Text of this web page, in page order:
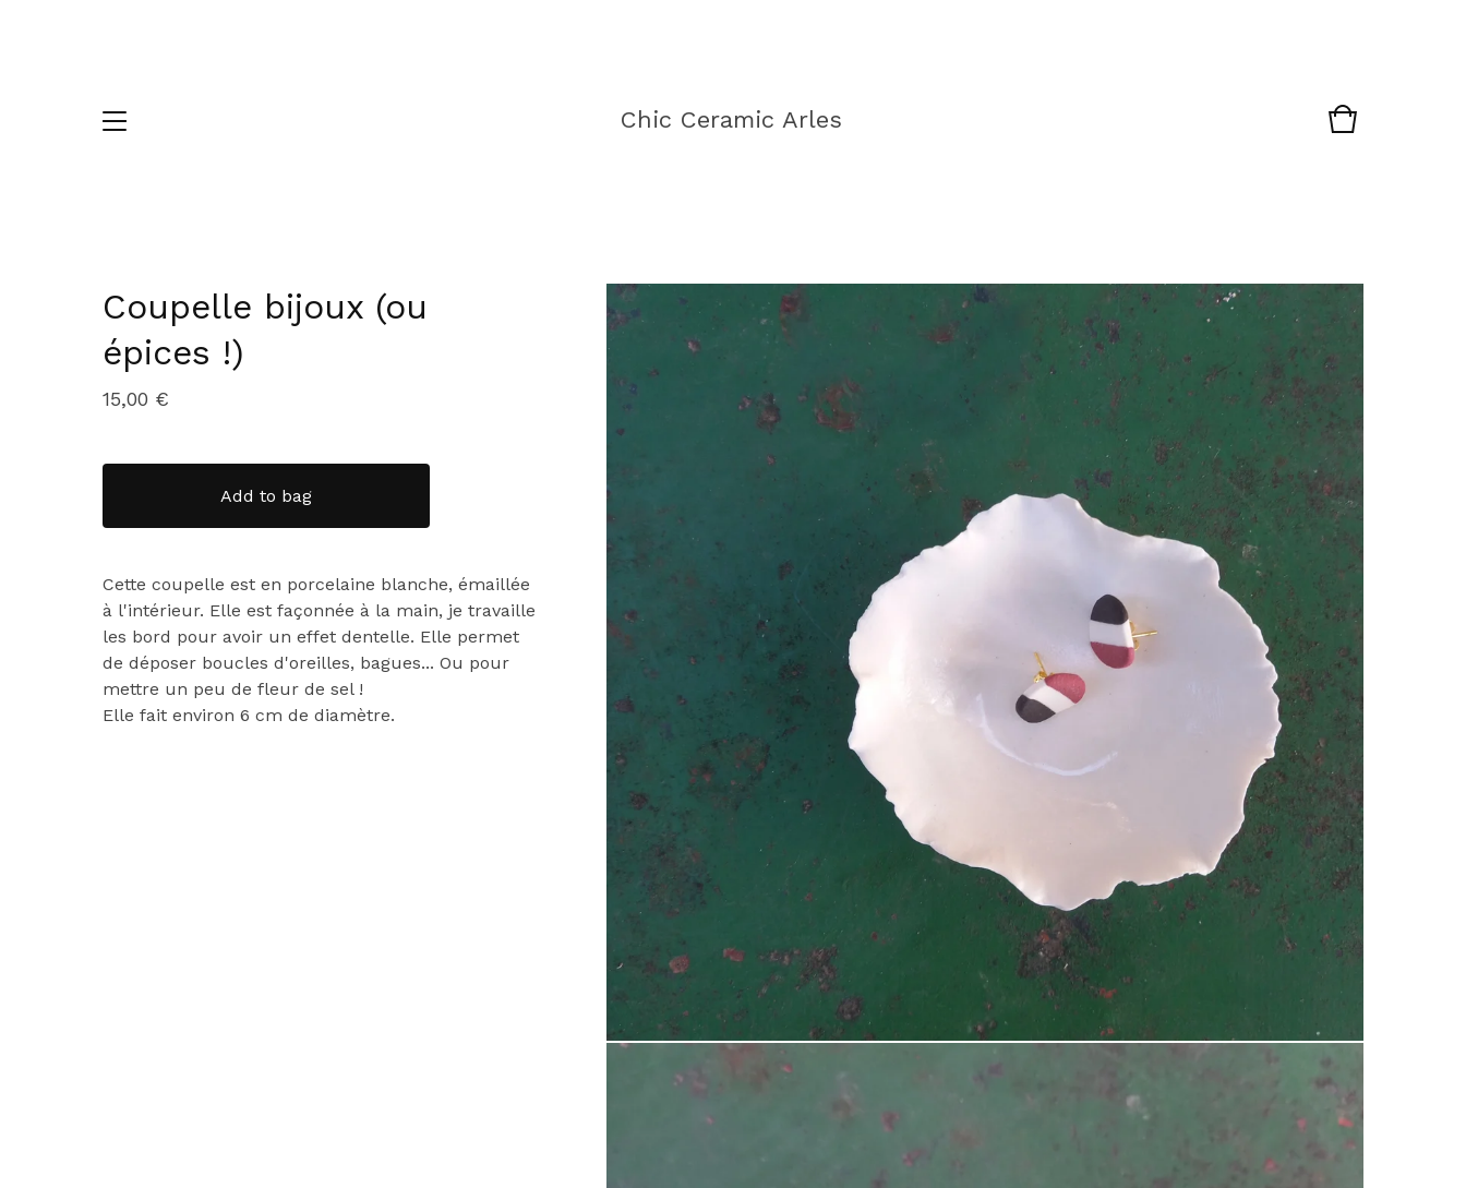
Chic Ceramic Arles
Coupelle bijoux (ou
épices !)
15,00 €
Add to bag
Cette coupelle est en porcelaine blanche, émaillée
à l'intérieur. Elle est façonnée à la main, je travaille
les bord pour avoir un effet dentelle. Elle permet
de déposer boucles d'oreilles, bagues... Ou pour
mettre un peu de fleur de sel !
Elle fait environ 6 cm de diamètre.